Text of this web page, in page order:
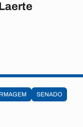
SENADO